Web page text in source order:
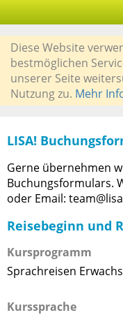
Diese Website
bestmöglichen
unserer Seite
Nutzung zu. Mehr
LISA!
Gerne übernehmen
Buchungsformulars.
oder Email:
Reisebeginn und
Kursprogramm
Sprachreisen
Kurssprache